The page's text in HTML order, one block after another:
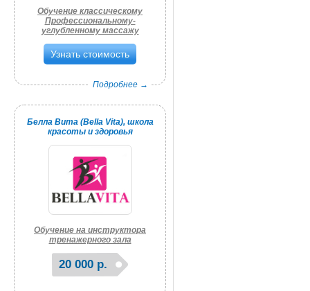
Обучение классическому
Профессиональному-
углубленному массажу
Узнать стоимость
Подробнее →
Белла Вита (Bella Vita), школа
красоты и здоровья
Обучение на инструктора
тренажерного зала
20 000 р.